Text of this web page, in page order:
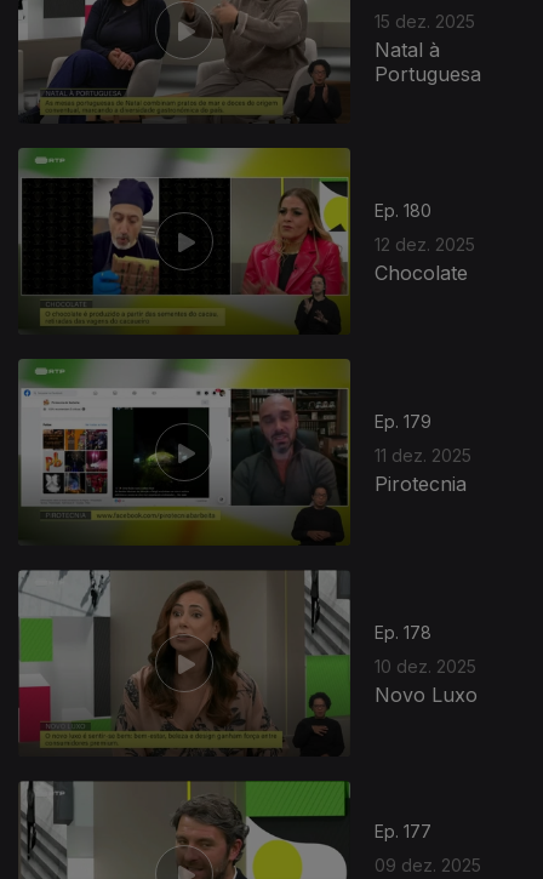
15 dez. 2025
Natal à
Portuguesa
Ep. 180
12 dez. 2025
Chocolate
Ep. 179
11 dez. 2025
Pirotecnia
Ep. 178
10 dez. 2025
Novo Luxo
Ep. 177
09 dez. 2025